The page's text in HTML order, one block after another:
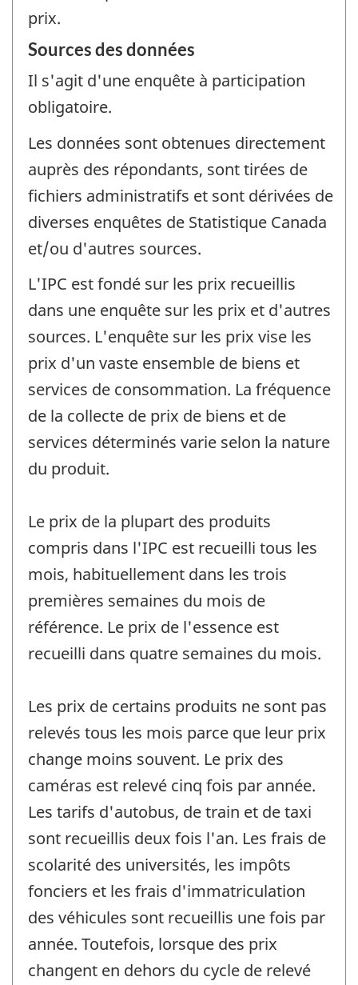
prix.
Sources des données
Il s'agit d'une enquête à participation
obligatoire.
Les données sont obtenues directement
auprès des répondants, sont tirées de
fichiers administratifs et sont dérivées de
diverses enquêtes de Statistique Canada
et/ou d'autres sources.
L'IPC est fondé sur les prix recueillis
dans une enquête sur les prix et d'autres
sources. L'enquête sur les prix vise les
prix d'un vaste ensemble de biens et
services de consommation. La fréquence
de la collecte de prix de biens et de
services déterminés varie selon la nature
du produit.
Le prix de la plupart des produits
compris dans l'IPC est recueilli tous les
mois, habituellement dans les trois
premières semaines du mois de
référence. Le prix de l'essence est
recueilli dans quatre semaines du mois.
Les prix de certains produits ne sont pas
relevés tous les mois parce que leur prix
change moins souvent. Le prix des
caméras est relevé cinq fois par année.
Les tarifs d'autobus, de train et de taxi
sont recueillis deux fois l'an. Les frais de
scolarité des universités, les impôts
fonciers et les frais d'immatriculation
des véhicules sont recueillis une fois par
année. Toutefois, lorsque des prix
changent en dehors du cycle de relevé